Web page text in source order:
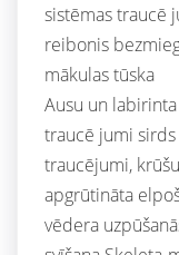
sistēmas traucē
reibonis
mākulas tūska
Ausu un
traucē jumi sirds
traucējumi,
apgrūtināta
vēdera